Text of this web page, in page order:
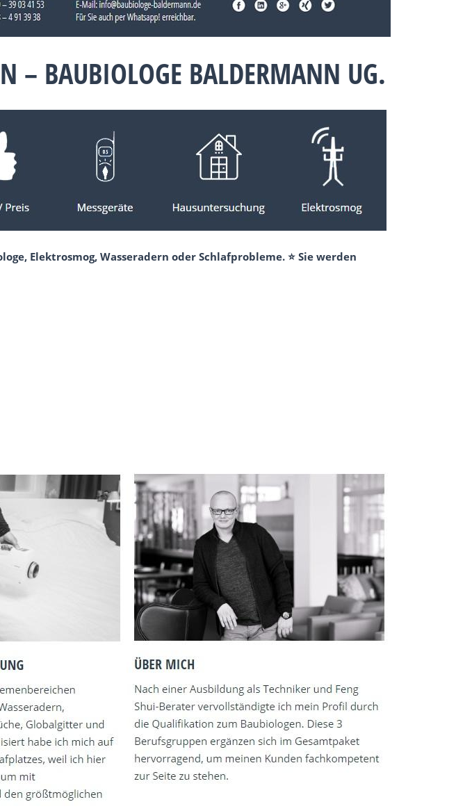
– BAUBIOLOGE BALDERMANN UG.
Elektrosmog, Wasseradern oder Schlafprobleme. ⭐ Sie werden